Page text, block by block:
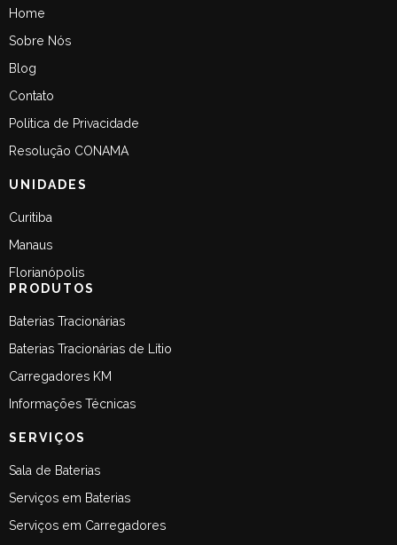
Home
Sobre Nós
Blog
Contato
Política de Privacidade
Resolução CONAMA
UNIDADES
Curitiba
Manaus
Florianópolis
PRODUTOS
Baterias Tracionárias
Baterias Tracionárias de Lítio
Carregadores KM
Informações Técnicas
SERVIÇOS
Sala de Baterias
Serviços em Baterias
Serviços em Carregadores